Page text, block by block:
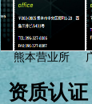
熊本营业所
资质认证